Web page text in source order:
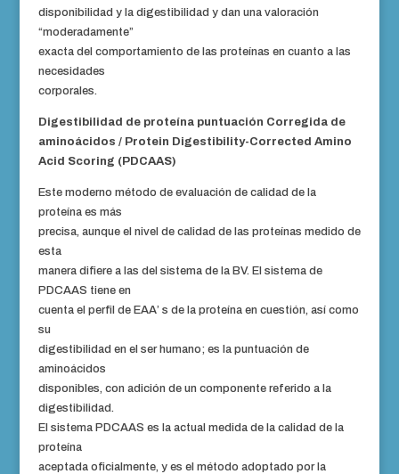
disponibilidad y la digestibilidad y dan una valoración
“moderadamente”
exacta del comportamiento de las proteínas en cuanto a las
necesidades
corporales.
Digestibilidad de proteína puntuación Corregida de
aminoácidos / Protein Digestibility-Corrected Amino
Acid Scoring (PDCAAS)
Este moderno método de evaluación de calidad de la
proteína es más
precisa, aunque el nivel de calidad de las proteínas medido de
esta
manera difiere a las del sistema de la BV. El sistema de
PDCAAS tiene en
cuenta el perfil de EAA’ s de la proteína en cuestión, así como
su
digestibilidad en el ser humano; es la puntuación de
aminoácidos
disponibles, con adición de un componente referido a la
digestibilidad.
El sistema PDCAAS es la actual medida de la calidad de la
proteína
aceptada oficialmente, y es el método adoptado por la